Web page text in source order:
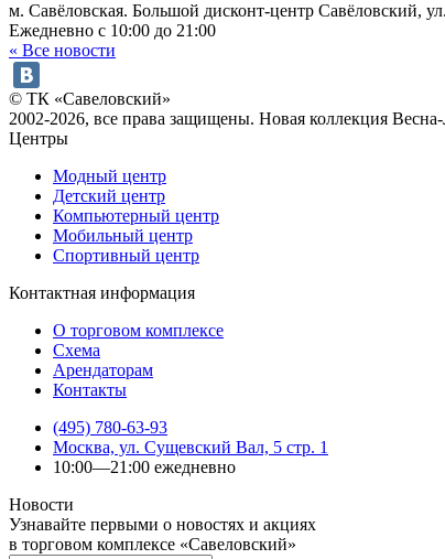
м. Савёловская. Большой дисконт-центр Савёловский,
Ежедневно с 10:00 до 21:00
« Все новости
© ТК «Савеловский»
2002-2026, все права защищены. Новая коллекция
Центры
Модный центр
Детский центр
Компьютерный центр
Мобильный центр
Спортивный центр
Контактная информация
О торговом комплексе
Схема
Арендаторам
Контакты
(495) 780-63-93
Москва, ул. Сущевский Вал, 5 стр. 1
10:00—21:00 ежедневно
Новости
Узнавайте первыми о новостях и акциях
в торговом комплексе «Савеловский»